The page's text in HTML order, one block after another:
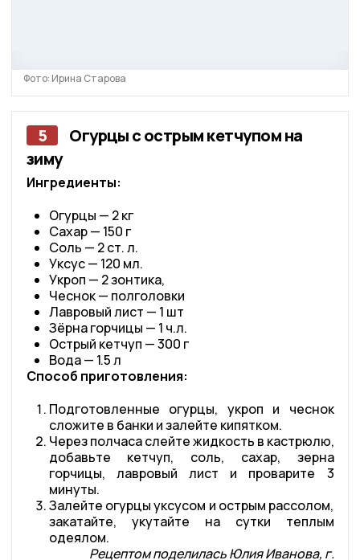
Фото: Ирина Старова
5
Огурцы с острым кетчупом на
зиму
Ингредиенты:
Огурцы — 2 кг
Сахар — 150 г
Соль — 2 ст. л.
Уксус — 120 мл.
Укроп — 2 зонтика,
Чеснок — полголовки
Лавровый лист — 1 шт
Зёрна горчицы — 1 ч.л.
Острый кетчуп — 300 г
Вода — 1.5 л
Способ приготовления:
Подготовленные огурцы, укроп и чеснок
сложите в банки и залейте кипятком.
Через полчаса слейте жидкость в кастрюлю,
добавьте кетчуп, соль, сахар, зерна
горчицы, лавровый лист и проварите 3
минуты.
Залейте огурцы уксусом и острым рассолом,
закатайте, укутайте на сутки теплым
одеялом.
Рецептом поделилась Юлия Иванова, г.